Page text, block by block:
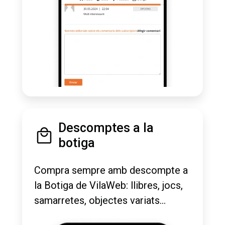
Descomptes a la
botiga
Compra sempre amb descompte a
la Botiga de VilaWeb: llibres, jocs,
samarretes, objectes variats...